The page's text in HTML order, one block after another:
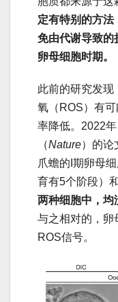
定有特别的方法
免由代谢导致的
卵母细胞时期。
此前的研究发现
氧（ROS）有
率降低。2022年
（Nature）的论
爪蟾的I期卵母
育有5个阶段）
两种细胞中，均
与之相对的，卵
ROS信号。